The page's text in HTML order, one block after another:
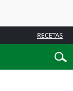
RECETAS